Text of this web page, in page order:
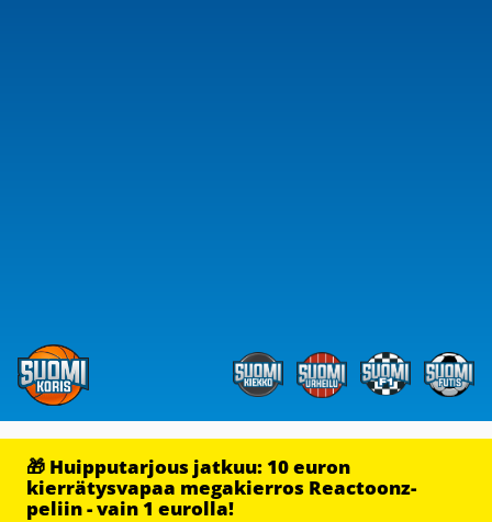
🎁 Huipputarjous jatkuu: 10 euron
kierrätysvapaa megakierros Reactoonz-
peliin - vain 1 eurolla!